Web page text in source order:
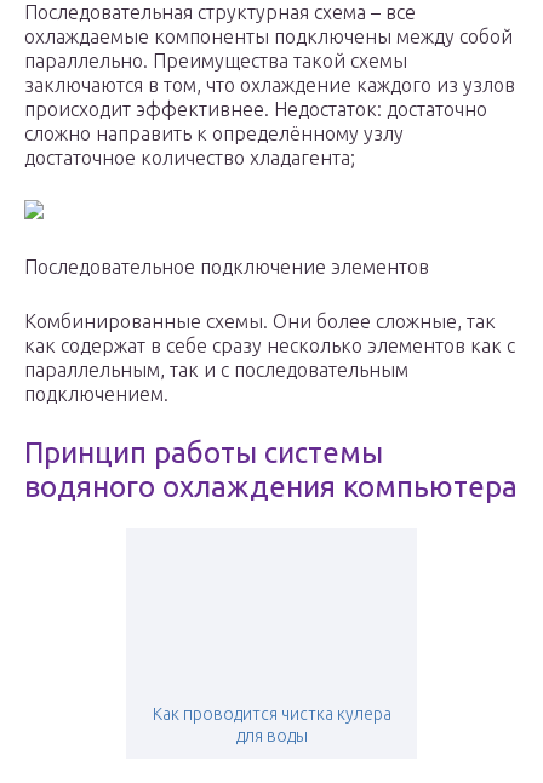
Последовательная структурная схема – все
охлаждаемые компоненты подключены между собой
параллельно. Преимущества такой схемы
заключаются в том, что охлаждение каждого из узлов
происходит эффективнее. Недостаток: достаточно
сложно направить к определённому узлу
достаточное количество хладагента;
Последовательное подключение элементов
Комбинированные схемы. Они более сложные, так
как содержат в себе сразу несколько элементов как с
параллельным, так и с последовательным
подключением.
Принцип работы системы
водяного охлаждения компьютера
Как проводится чистка кулера
для воды